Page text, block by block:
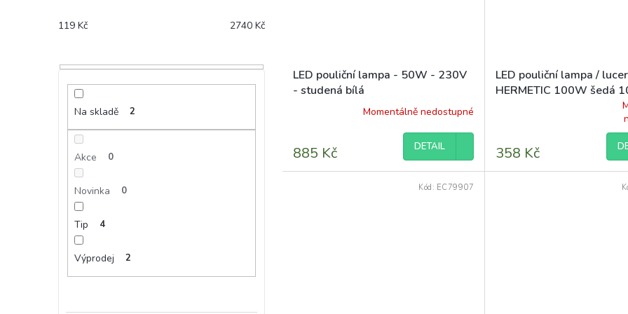
119 Kč 2740 Kč
Na skladě 2
Akce 0
Novinka 0
Tip 4
Výprodej 2
LED pouliční lampa - 50W - 230V
- studená bílá
Momentálně nedostupné
885 Kč DETAIL
LED pouliční lampa /
HERMETIC 100W šedá
je
358 Kč
Kód: EC79907